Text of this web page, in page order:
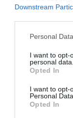
Downstream
Personal
I want to opt-
personal data.
Opted In
I want to opt-
Personal Data.
Opted In
ideas"
Y no sólo esto.
que necesitan
buen grado a
de la
crédito
manera de